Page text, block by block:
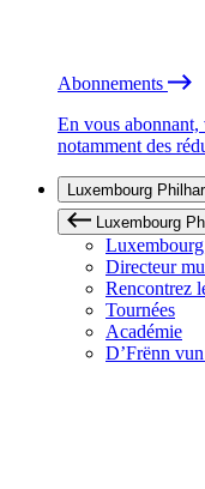
Abonnements
En vous abonnant,
notamment des
Luxembourg
Luxembourg
Directeur
Rencontrez
Tournées
Académie
D’Frënn